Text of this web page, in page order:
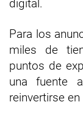
digital.
Para los
miles de
puntos de
una fuente
reinvertirse